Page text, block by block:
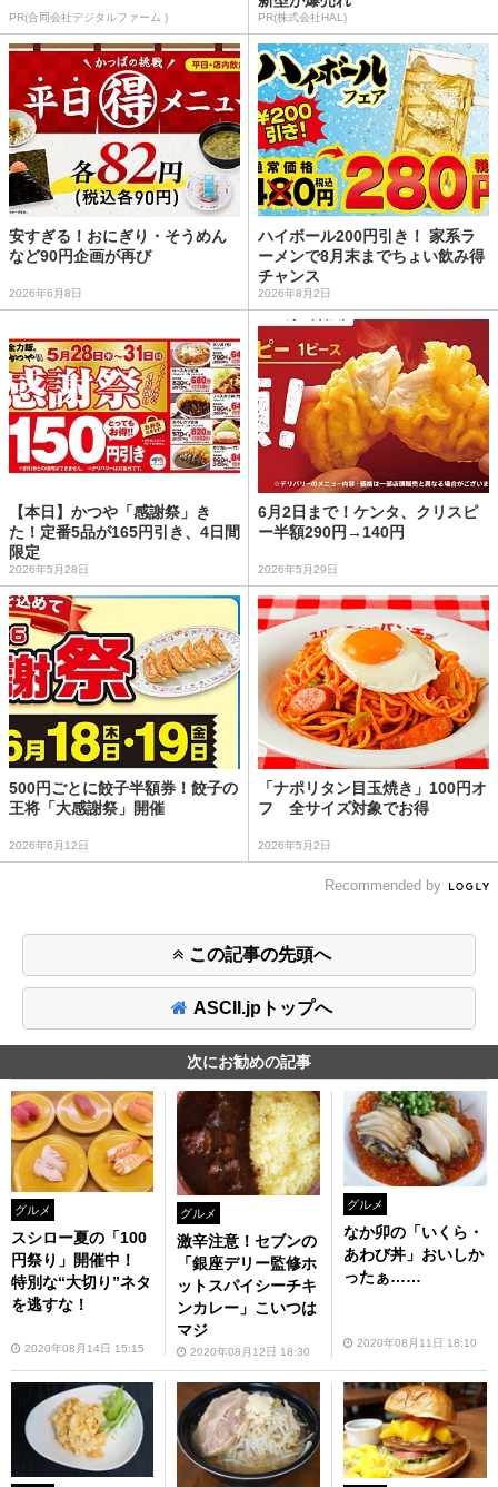
PR(合同会社デジタルファーム ) PR(株式会社HAL)
安すぎる！おにぎり・そうめん
など90円企画が再び
2026年6月8日
ハイボール200円引き！ 家系ラ
ーメンで8月末までちょい飲み得
チャンス
2026年8月2日
【本日】かつや「感謝祭」き
た！定番5品が165円引き、4日間
限定
2026年5月28日
6月2日まで！ケンタ、クリスピ
ー半額290円→140円
2026年5月29日
500円ごとに餃子半額券！餃子の
王将「大感謝祭」開催
2026年6月12日
「ナポリタン目玉焼き」100円オ
フ 全サイズ対象でお得
2026年5月2日
Recommended by
この記事の先頭へ
ASCII.jpトップへ
次にお勧めの記事
グルメ
スシロー夏の「100
円祭り」開催中！
特別な“大切り”ネタ
を逃すな！
2020年08月14日 15:15
グルメ
激辛注意！セブンの
「銀座デリー監修ホ
ットスパイシーチキ
ンカレー」こいつは
マジ
2020年08月12日 18:30
グルメ
なか卯の「いくら・
あわび丼」おいしか
ったぁ……
2020年08月11日 18:10